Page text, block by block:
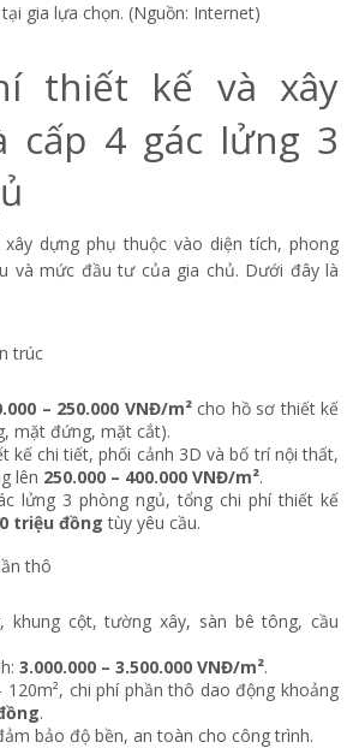
gia lựa chọn. (Nguồn: Internet)
thiết kế và xây
cấp 4 gác lửng 3
dựng phụ thuộc vào diện tích, phong
và mức đầu tư của gia chủ. Dưới đây là
trúc
– 250.000 VNĐ/m²cho hồ sơ thiết kế
mặt đứng, mặt cắt).
kế chi tiết, phối cảnh 3D và bố trí nội thất,
lên 250.000 – 400.000 VNĐ/m².
lửng 3 phòng ngủ, tổng chi phí thiết kế
triệu đồng tùy yêu cầu.
thô
khung cột, tường xây, sàn bê tông, cầu
3.000.000 – 3.500.000 VNĐ/m².
120m², chi phí phần thô dao động khoảng
.
bảo độ bền, an toàn cho công trình.